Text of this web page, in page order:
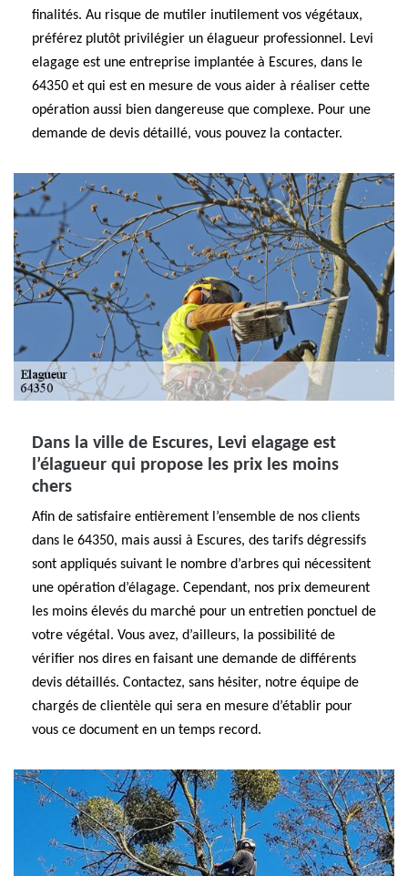
finalités. Au risque de mutiler inutilement vos végétaux,
préférez plutôt privilégier un élagueur professionnel. Levi
elagage est une entreprise implantée à Escures, dans le
64350 et qui est en mesure de vous aider à réaliser cette
opération aussi bien dangereuse que complexe. Pour une
demande de devis détaillé, vous pouvez la contacter.
Dans la ville de Escures, Levi elagage est
l’élagueur qui propose les prix les moins
chers
Afin de satisfaire entièrement l’ensemble de nos clients
dans le 64350, mais aussi à Escures, des tarifs dégressifs
sont appliqués suivant le nombre d’arbres qui nécessitent
une opération d’élagage. Cependant, nos prix demeurent
les moins élevés du marché pour un entretien ponctuel de
votre végétal. Vous avez, d’ailleurs, la possibilité de
vérifier nos dires en faisant une demande de différents
devis détaillés. Contactez, sans hésiter, notre équipe de
chargés de clientèle qui sera en mesure d’établir pour
vous ce document en un temps record.